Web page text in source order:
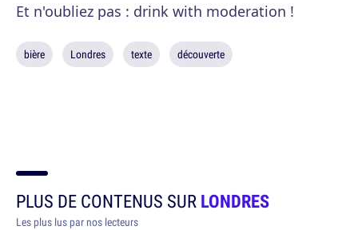
Et n'oubliez pas : drink with moderation !
bière Londres texte découverte
PLUS DE CONTENUS SURLONDRES
Les plus lus par nos lecteurs